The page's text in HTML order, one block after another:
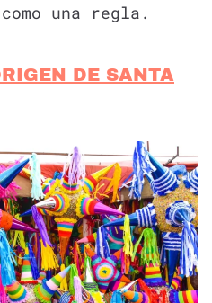
una regla.
DE SANTA